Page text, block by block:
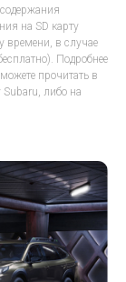
на SD карту
времени, в случае
Подробнее
прочитать в
либо на